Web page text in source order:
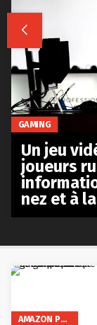
AMAZON PRIME VIDEO

GAMING
Un jeu
joueurs
nez et à